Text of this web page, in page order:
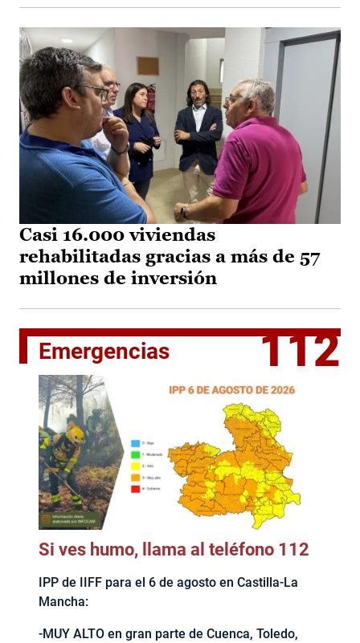
Casi 16.000 viviendas
rehabilitadas gracias a más de 57
millones de inversión
Emergencias 112
Si ves humo, llama al teléfono 112
IPP de IIFF para el 6 de agosto en Castilla-La
Mancha:
-MUY ALTO en gran parte de Cuenca, Toledo,